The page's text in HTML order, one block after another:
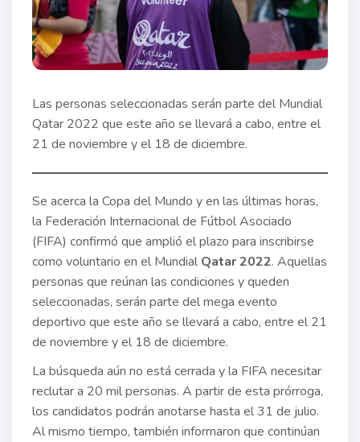
Las personas seleccionadas serán parte del Mundial
Qatar 2022 que este año se llevará a cabo, entre el
21 de noviembre y el 18 de diciembre.
Se acerca la Copa del Mundo y en las últimas horas,
la Federación Internacional de Fútbol Asociado
(FIFA) confirmó que amplió el plazo para inscribirse
como voluntario en el Mundial Qatar 2022. Aquellas
personas que reúnan las condiciones y queden
seleccionadas, serán parte del mega evento
deportivo que este año se llevará a cabo, entre el 21
de noviembre y el 18 de diciembre.
La búsqueda aún no está cerrada y la FIFA necesitar
reclutar a 20 mil personas. A partir de esta prórroga,
los candidatos podrán anotarse hasta el 31 de julio.
Al mismo tiempo, también informaron que continúan